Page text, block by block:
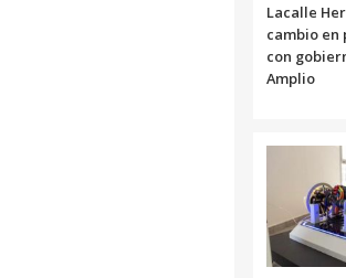
Lacalle
cambio
con
Amplio